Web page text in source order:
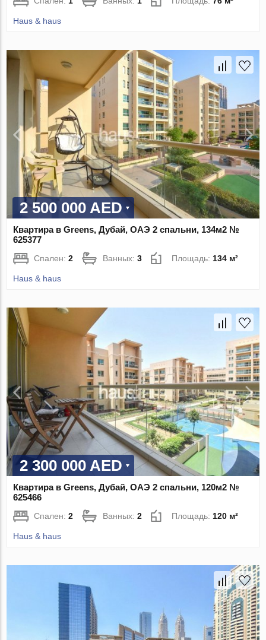
Haus & haus
2 500 000 AED
Квартира в Greens, Дубай, ОАЭ 2 спальни, 134м2 №
625377
Спален:2 Ванных:3 Площадь: 134 м²
Haus & haus
2 300 000 AED
Квартира в Greens, Дубай, ОАЭ 2 спальни, 120м2 №
625466
Спален:2 Ванных:2 Площадь: 120 м²
Haus & haus